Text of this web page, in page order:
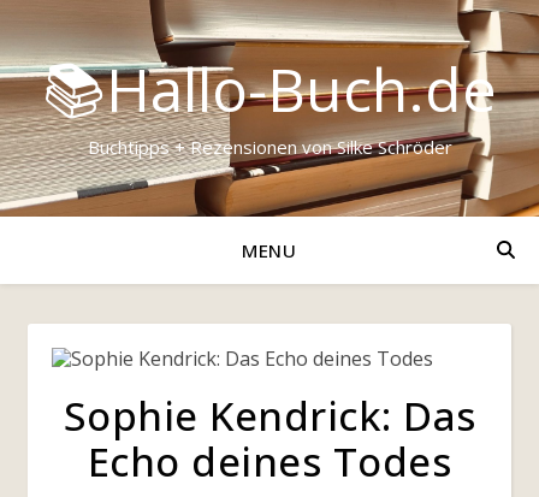
📚Hallo-Buch.de
Buchtipps + Rezensionen von Silke Schröder
MENU
Sophie Kendrick: Das
Echo deines Todes